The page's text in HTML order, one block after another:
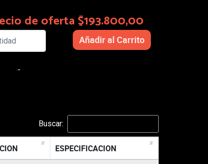
de oferta $193.800,00
-
Buscar:
ESPECIFICACION